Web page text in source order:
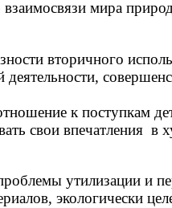
мира
вторичного
деятельности,
к поступкам
свои впечатления в
утилизации и
экологически